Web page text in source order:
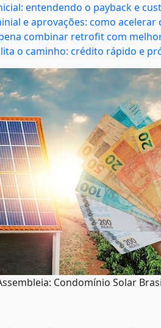
entendendo o payback e
e aprovações: como acelerar
combinar retrofit com
o caminho: crédito rápido e
Condomínio Solar